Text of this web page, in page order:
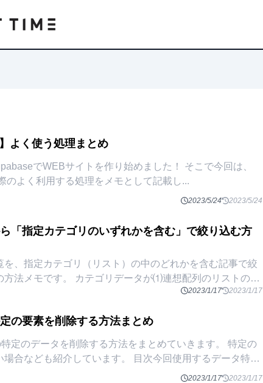
よく使う処理まとめ
WEBサイトを作り始めました！ そこで今回は、
のよく利用する処理をメモとして記載し...
2023/5/24 2023/5/24
「指定カテゴリのいずれかを含む」で絞り込む方
、指定カテゴリ（リスト）の中のどれかを含む記事で絞
タが⑴連想配列のリストの場
2023/1/17 2023/1/17
の要素を削除する方法まとめ
のデータを削除する方法をまとめていきます。 特定の
ています。 目次今回使用するデータ特定
2023/1/17 2023/1/17